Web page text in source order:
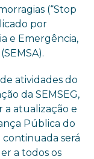
(“Stop
por
e Emergência,
atividades do
da SEMSEG,
atualização e
Pública do
será
a todos os